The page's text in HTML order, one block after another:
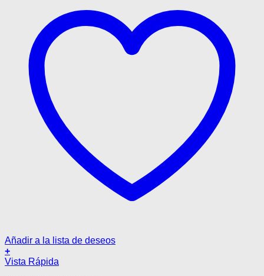
Añadir a la lista de deseos
+
Este
Vista Rápida